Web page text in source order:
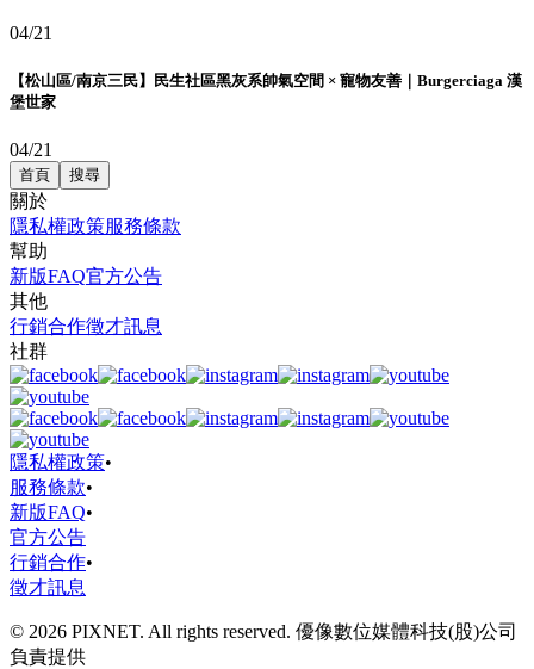
04/21
【松山區/南京三民】民生社區黑灰系帥氣空間 × 寵物友善｜Burgerciaga 漢
堡世家
04/21
首頁 搜尋
關於
隱私權政策服務條款
幫助
新版FAQ官方公告
其他
行銷合作徵才訊息
社群
隱私權政策•
服務條款•
新版FAQ•
官方公告
行銷合作•
徵才訊息
© 2026 PIXNET. All rights reserved. 優像數位媒體科技(股)公司
負責提供